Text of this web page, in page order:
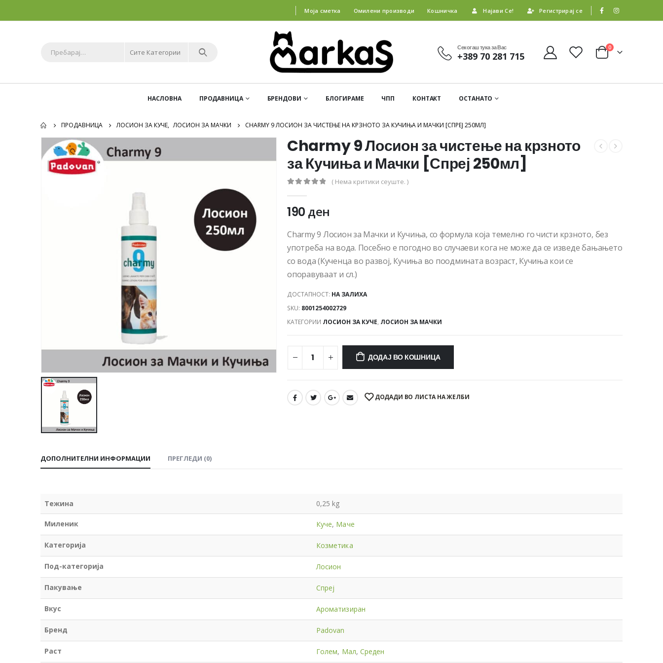
Моја сметка Омилени производи Кошничка Најави Се! Регистрирај се
Сите Категории
Секогаш тука за Вас
+389 70 281 715
0
НАСЛОВНА ПРОДАВНИЦА БРЕНДОВИ БЛОГИРАМЕ ЧПП КОНТАКТ ОСТАНАТО
ПРОДАВНИЦА ЛОСИОН ЗА КУЧЕ, ЛОСИОН ЗА МАЧКИ CHARMY 9 ЛОСИОН ЗА ЧИСТЕЊЕ НА КРЗНОТО ЗА КУЧИЊА И МАЧКИ [СПРЕЈ 250МЛ]
Charmy 9 Лосион за чистење на крзното
за Кучиња и Мачки [Спреј 250мл]
( Нема критики сеуште. )
190 ден
Charmy 9 Лосион за Мачки и Кучиња, со формула која темелно го чисти крзното, без
употреба на вода. Посебно е погодно во случаеви кога не може да се изведе бањањето
со вода (Кученца во развој, Кучиња во поодмината возраст, Кучиња кои се
опоравуваат и сл.)
ДОСТАПНОСТ: НА ЗАЛИХА
SKU: 8001254002729
КАТЕГОРИИ ЛОСИОН ЗА КУЧЕ, ЛОСИОН ЗА МАЧКИ
ДОДАЈ ВО КОШНИЦА
ДОДАДИ ВО ЛИСТА НА ЖЕЛБИ
ДОПОЛНИТЕЛНИ ИНФОРМАЦИИ ПРЕГЛЕДИ (0)
Тежина 0,25 kg
Миленик Куче, Маче
Категорија Козметика
Под-категорија Лосион
Пакување Спреј
Вкус Ароматизиран
Бренд Padovan
Раст Голем, Мал, Среден